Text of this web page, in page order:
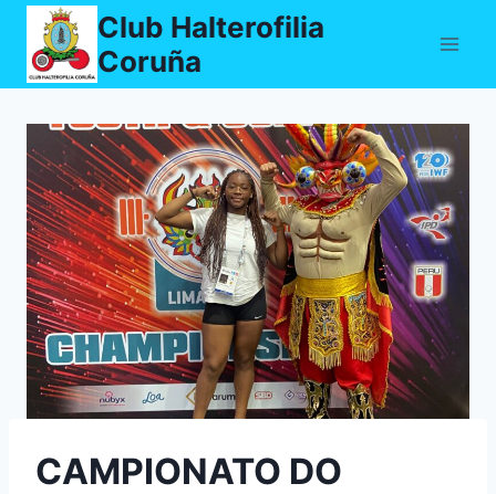
Saltar
contido
Club Halterofilia
Coruña
CAMPIONATO DO